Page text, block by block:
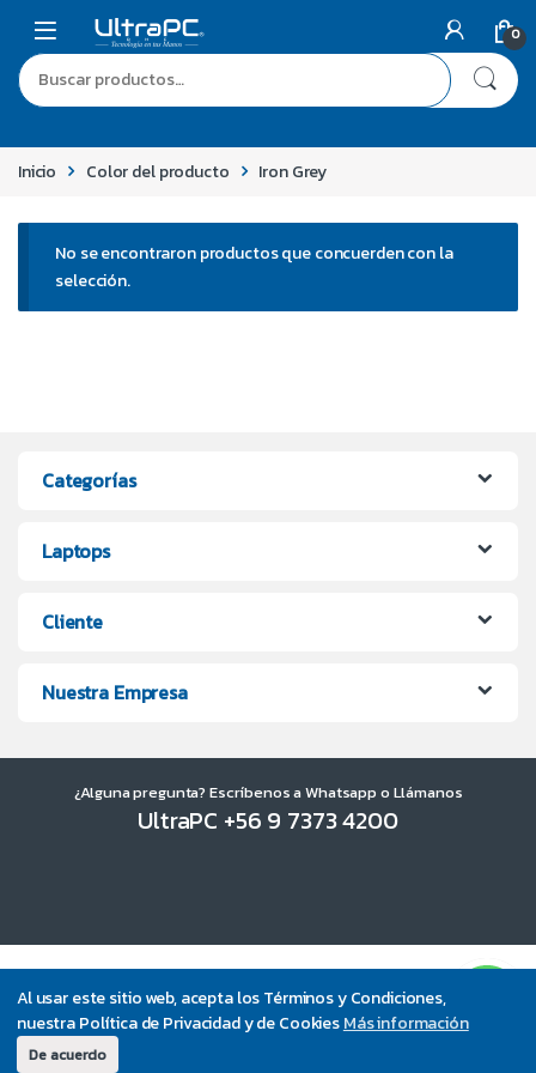
Al usar este sitio web, acepta los Términos y Condiciones,
nuestra Política de Privacidad y de CookiesMás información
De acuerdo
0
Inicio Color del producto Iron Grey
No se encontraron productos que concuerden con la
selección.
Categorías
Laptops
Cliente
Nuestra Empresa
¿Alguna pregunta? Escríbenos a Whatsapp o Llámanos
UltraPC +56 9 7373 4200